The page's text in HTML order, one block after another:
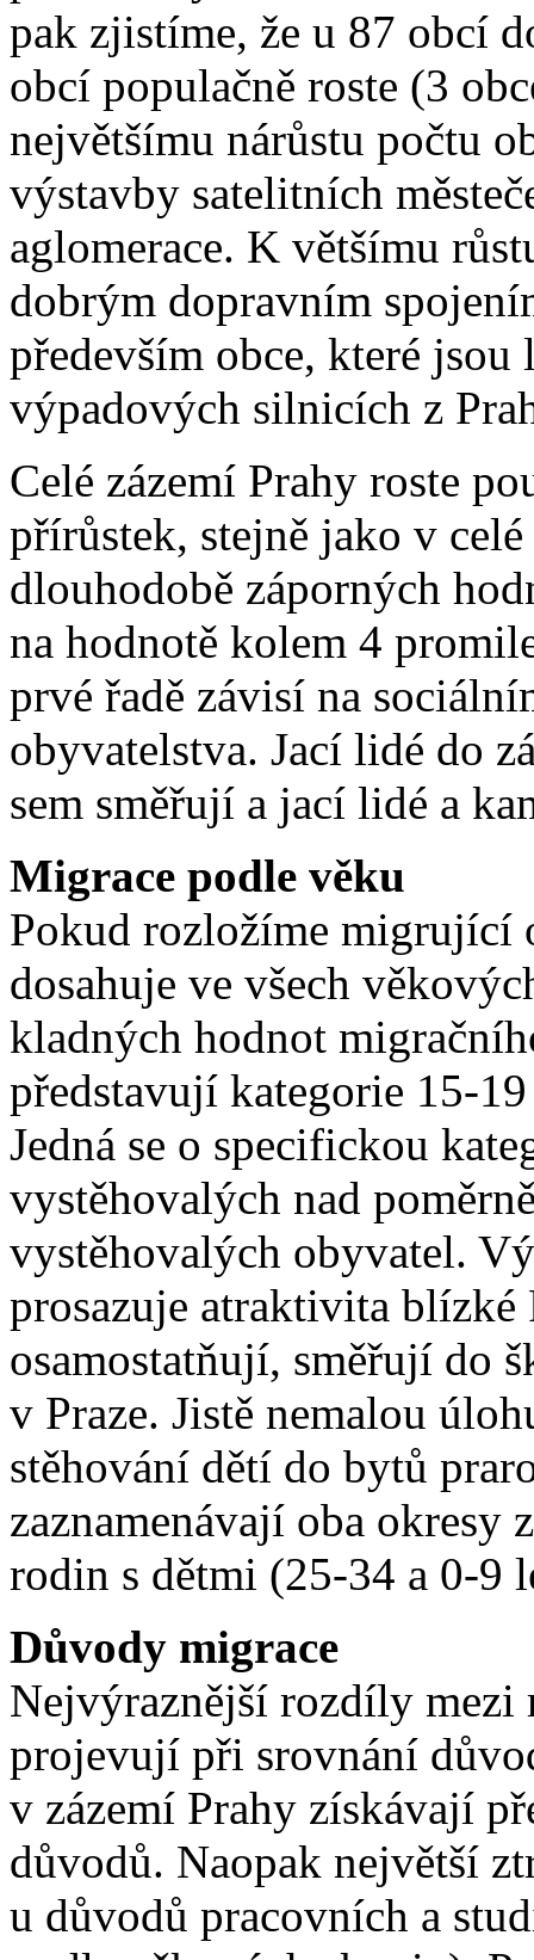
pak zjistíme, že u 87 obcí
obcí populačně roste (3
největšímu nárůstu počtu
výstavby satelitních
aglomerace. K většímu
dobrým dopravním
především obce, které
výpadových silnicích z
Celé zázemí Prahy roste
přírůstek, stejně jako v
dlouhodobě záporných
na hodnotě kolem 4
prvé řadě závisí na
obyvatelstva. Jací lidé do
sem směřují a jací lidé a
Migrace podle věku
Pokud rozložíme migrující
dosahuje ve všech
kladných hodnot
představují kategorie 15-
Jedná se o specifickou
vystěhovalých nad
vystěhovalých obyvatel.
prosazuje atraktivita blízké
osamostatňují, směřují do
v Praze. Jistě nemalou
stěhování dětí do bytů
zaznamenávají oba
rodin s dětmi (25-34 a 0-9
Důvody migrace
Nejvýraznější rozdíly mezi
projevují při srovnání
v zázemí Prahy získávají
důvodů. Naopak největší
u důvodů pracovních a